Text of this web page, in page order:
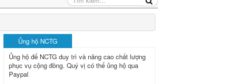
Ủng hộ NCTG
Ủng hộ để NCTG duy trì và nâng cao chất lượng
phục vụ cộng đồng. Quý vị có thể ủng hộ qua
Paypal